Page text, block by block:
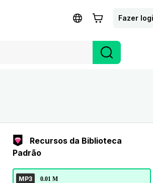
Fazer
Recursos da Biblioteca
Padrão
MP3 0.01 M